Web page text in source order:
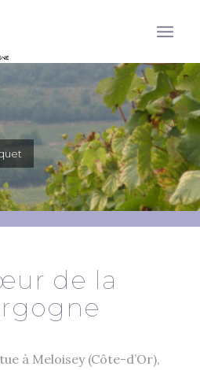
de la
à Meloisey (Côte-d’Or),